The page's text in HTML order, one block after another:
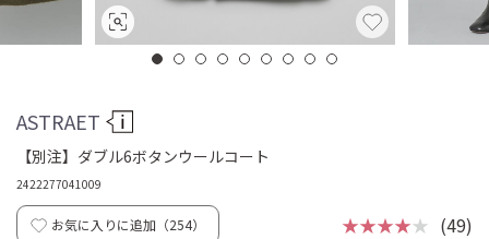
ASTRAET
【別注】ダブル6ボタンウールコート
2422277041009
お気に入りに追加（254） ★★★★★ (49)